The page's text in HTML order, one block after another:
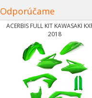
Odporúčame
ACERBIS FULL KIT KAWASAKI
2018